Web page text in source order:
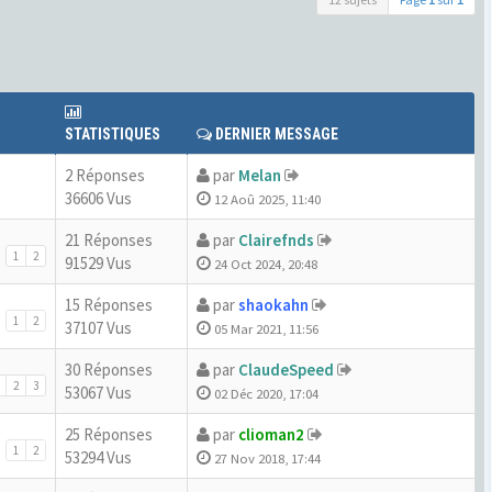
STATISTIQUES DERNIER MESSAGE
2 Réponses
36606 Vus
par Melan
12 Aoû 2025, 11:40
1 2
21 Réponses
91529 Vus
par Clairefnds
24 Oct 2024, 20:48
1 2
15 Réponses
37107 Vus
parshaokahn
05 Mar 2021, 11:56
2 3
30 Réponses
53067 Vus
par ClaudeSpeed
02 Déc 2020, 17:04
1 2
25 Réponses
53294 Vus
par clioman2
27 Nov 2018, 17:44